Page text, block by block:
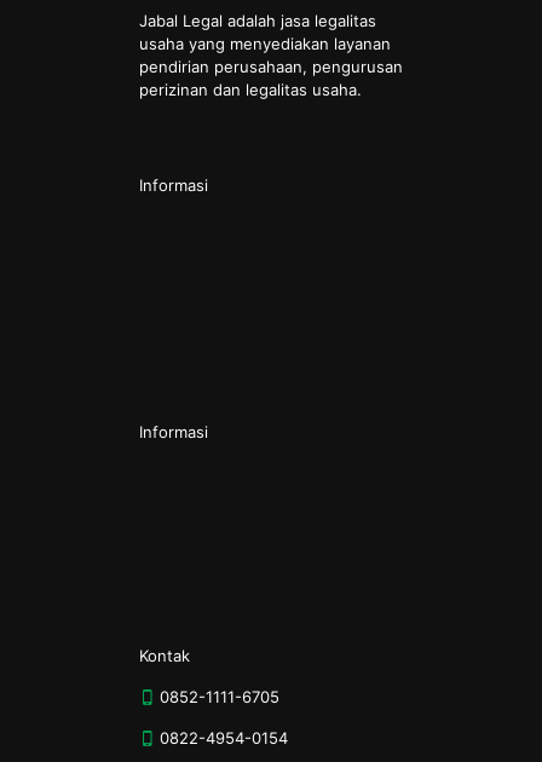
Jabal Legal adalah jasa legalitas
usaha yang menyediakan layanan
pendirian perusahaan, pengurusan
perizinan dan legalitas usaha.
Informasi
Informasi
Kontak
0852-1111-6705
0822-4954-0154